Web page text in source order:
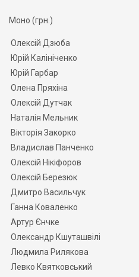
Моно (грн.)
Олексій Дзюба
Юрій Калініченко
Юрій Гарбар
Олена Пряхіна
Олексій Дутчак
Наталія Мельник
Вікторія Закорко
Владислав Панченко
Олексій Нікіфоров
Олексій Березюк
Дмитро Васильчук
Ганна Коваленко
Артур Єнчке
Олександр Кшуташвілі
Людмила Рилякова
Левко Квятковський